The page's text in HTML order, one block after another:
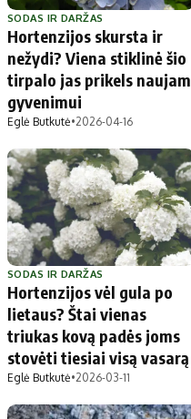
Panevėžio miesto
Šiaulių miesto
Alytaus miesto
Marijampolės
Redakcija
Apie mus
Autoriai
Kontaktai
Privatumo politika
Redakcijos politika
Receptai
SODAS IR DARŽAS
Hortenzijos skursta ir
nežydi? Viena stiklinė šio
tirpalo jas prikels naujam
gyvenimui
Eglė Butkutė•2026-04-16
SODAS IR DARŽAS
Hortenzijos vėl gula po
lietaus? Štai vienas
triukas kovą padės joms
stovėti tiesiai visą vasarą
Eglė Butkutė•2026-03-11